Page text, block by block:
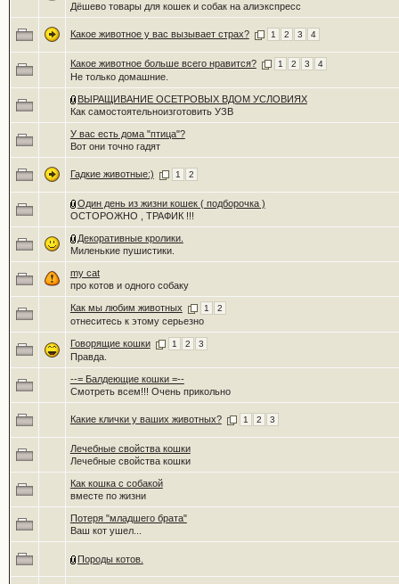
Дёшево товары для кошек и собак на алиэкспресс
Какое животное у вас вызывает страх? 1 2 3 4
Какое животное больше всего нравится? 1 2 3 4
Не только домашние.
ВЫРАЩИВАНИЕ ОСЕТРОВЫХ ВДОМ УСЛОВИЯХ
Как самостоятельноизготовить УЗВ
У вас есть дома "птица"?
Вот они точно гадят
Гадкие животные:) 1 2
Один день из жизни кошек ( подборочка )
ОСТОРОЖНО , ТРАФИК !!!
Декоративные кролики.
Миленькие пушистики.
my cat
про котов и одного собаку
Как мы любим животных 1 2
отнеситесь к этому серьезно
Говорящие кошки 1 2 3
Правда.
--= Балдеющие кошки =--
Смотреть всем!!! Очень прикольно
Какие клички у ваших животных? 1 2 3
Лечебные свойства кошки
Лечебные свойства кошки
Как кошка с собакой
вместе по жизни
Потеря "младшего брата"
Ваш кот ушел...
Породы котов.